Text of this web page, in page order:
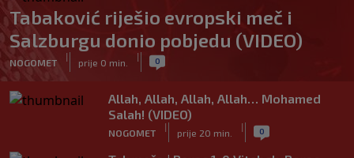
Tabaković riješio evropski meč i
Salzburgu donio pobjedu (VIDEO)
NOGOMET
|
prije 0 min.
| 0
Allah, Allah, Allah, Allah… Mohamed
Salah! (VIDEO)
NOGOMET
|
prije 20 min.
| 0